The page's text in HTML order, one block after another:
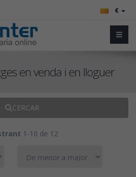
€
en venda i en lloguer
CERCAR
1-10 de 12